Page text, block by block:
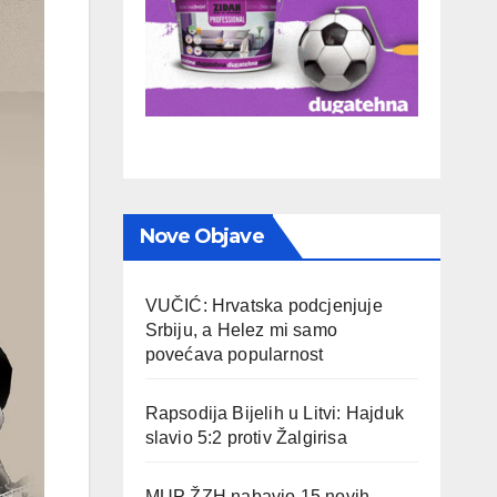
Nove Objave
VUČIĆ: Hrvatska podcjenjuje
Srbiju, a Helez mi samo
povećava popularnost
Rapsodija Bijelih u Litvi: Hajduk
slavio 5:2 protiv Žalgirisa